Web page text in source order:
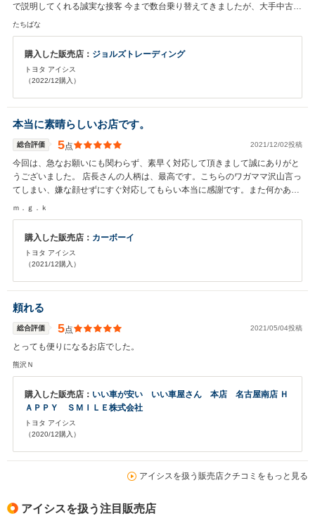
で説明してくれる誠実な接客 今まで数台乗り替えてきましたが、大手中古販
売店とは大違いの対応にびっくりです。言い方は悪いですが大手中古車メー
イスもしてくる親切な心遣いに下見のつもりで伺ったのですが即決で購入を
決めました。 ご縁で出会えて良かったなと感じさせる社長さんの誠実な人柄
も気持ちよい買い物が出来たと要因の一つだと思います。 本当にありがとう
ございました！
たちばな
購入した販売店： ジョルズトレーディング
トヨタ アイシス
（2022/12購入）
本当に素晴らしいお店です。
総合評価 5点 2021/12/02投稿
今回は、急なお願いにも関わらず、素早く対応して頂きまして誠にありがと
うございました。 店長さんの人柄は、最高です。こちらのワガママ沢山言っ
てしまい、嫌な顔せずにすぐ対応してもらい本当に感謝です。また何かあり
ましたら、宜しくお願い致します。
ｍ．ｇ．ｋ
購入した販売店： カーボーイ
トヨタ アイシス
（2021/12購入）
頼れる
総合評価 5点 2021/05/04投稿
とっても便りになるお店でした。
熊沢Ｎ
購入した販売店： いい車が安い いい車屋さん 本店 名古屋南店 Ｈ
ＡＰＰＹ ＳＭＩＬＥ株式会社
トヨタ アイシス
（2020/12購入）
アイシスを扱う販売店クチコミをもっと見る
アイシスを扱う注目販売店